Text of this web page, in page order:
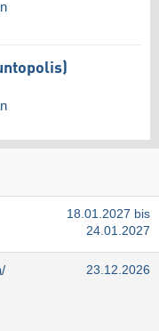
18.01.2027 bis
24.01.2027
23.12.2026